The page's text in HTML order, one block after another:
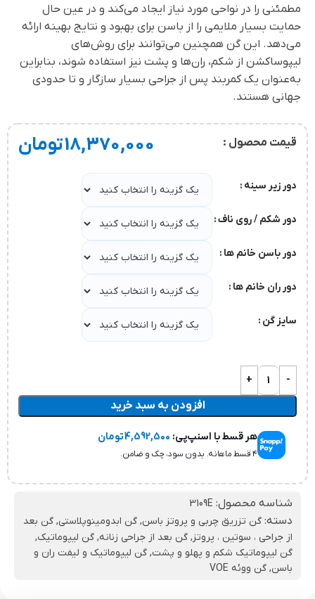
مطمئنی را در نواحی مورد نیاز ایجاد می‌کند و در عین حال
حمایت بسیار ملایمی را از باسن برای بهبود و نتایج بهینه ارائه
می‌دهد. این گن همچنین می‌توانند برای روش‌های
لیپوساکشن از شکم، ران‌ها و پشت نیز استفاده شوند، بنابراین
به‌عنوان یک کمربند پس از جراحی بسیار سازگار و تا حدودی
جهانی هستند.
قیمت محصول : 18,370,000تومان
دور زیر سینه
دور شکم / روی ناف
دور باسن خانم ها
دور ران خانم ها
سایز گن
افزودن به سبد خرید
هر قسط با اسنپ‌پی: 4,592,500تومان
۴ قسط ماهانه. بدون سود، چک و ضامن.
شناسه محصول: 3109E
دسته: گن تزریق چربی و پروتز باسن, گن ابدومینوپلاستی, گن بعد
از جراحی ، سوتین ، پروتز, گن بعد از جراحی زنانه, گن لیپوماتیک,
گن لیپوماتیک شکم و پهلو و پشت, گن لیپوماتیک و لیفت ران و
باسن, گن ووئه VOE